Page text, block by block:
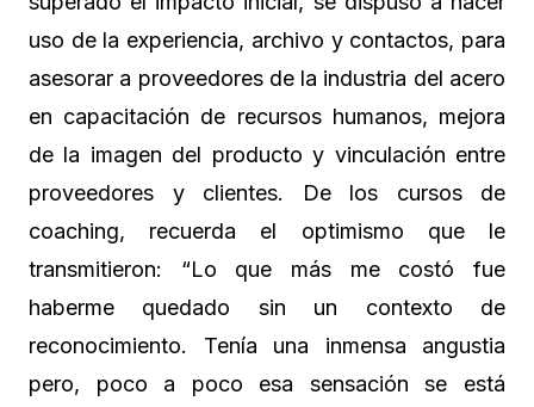
uso de la experiencia, archivo y contactos, para
asesorar a proveedores de la industria del acero
en capacitación de recursos humanos, mejora
de la imagen del producto y vinculación entre
proveedores y clientes. De los cursos de
coaching, recuerda el optimismo que le
transmitieron: “Lo que más me costó fue
haberme quedado sin un contexto de
reconocimiento. Tenía una inmensa angustia
pero, poco a poco esa sensación se está